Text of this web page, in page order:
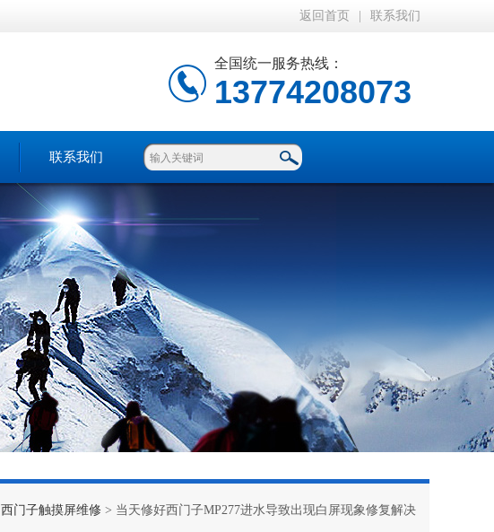
返回首页 联系我们
全国统一服务热线：
13774208073
联系我们
西门子触摸屏维修 > 当天修好西门子MP277进水导致出现白屏现象修复解决